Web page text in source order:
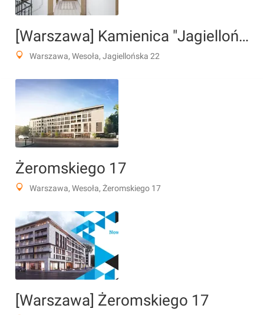
[Warszawa] Kamienica "Jagiellońska 22" (przebudowa)
Warszawa, Wesoła, Jagiellońska 22
Żeromskiego 17
Warszawa, Wesoła, Żeromskiego 17
[Warszawa] Żeromskiego 17